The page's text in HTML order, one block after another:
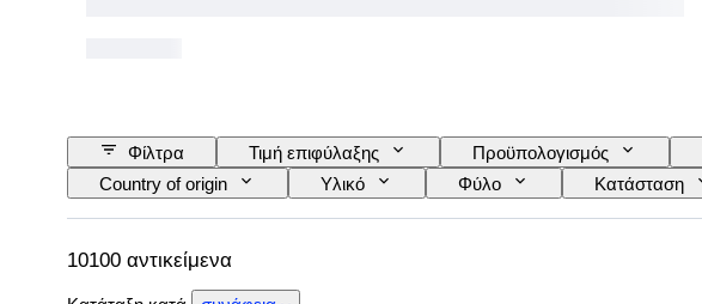
Φίλτρα Τιμή επιφύλαξης Προϋπολογισμός
Country of origin
Υλικό Φύλο Κατάσταση
Καθαρότητα
Βαθμίδα χρώματος Ακριβές χρώμα
10100 αντικείμενα